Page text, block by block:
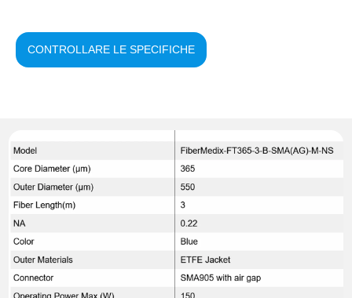
CONTROLLARE LE SPECIFICHE